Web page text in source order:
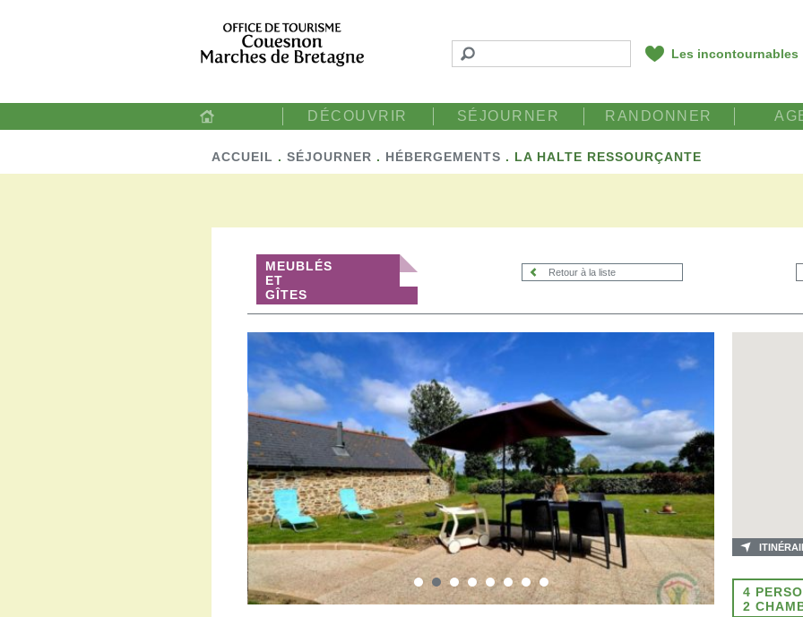
Les incontournables
DÉCOUVRIR SÉJOURNER RANDONNER
ACCUEIL .SÉJOURNER . HÉBERGEMENTS . LA HALTE RESSOURÇANTE
MEUBLÉS
ET
GÎTES
Retour à la liste
4
2